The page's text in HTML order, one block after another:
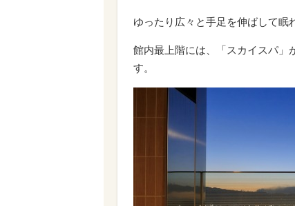
ゆったり広々と手足を伸ばして眠
館内最上階には、「スカイスパ」
す。